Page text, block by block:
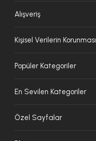
Alışveriş
Kişisel Verilerin Korunması
Popüler Kategoriler
En Sevilen Kategoriler
Özel Sayfalar